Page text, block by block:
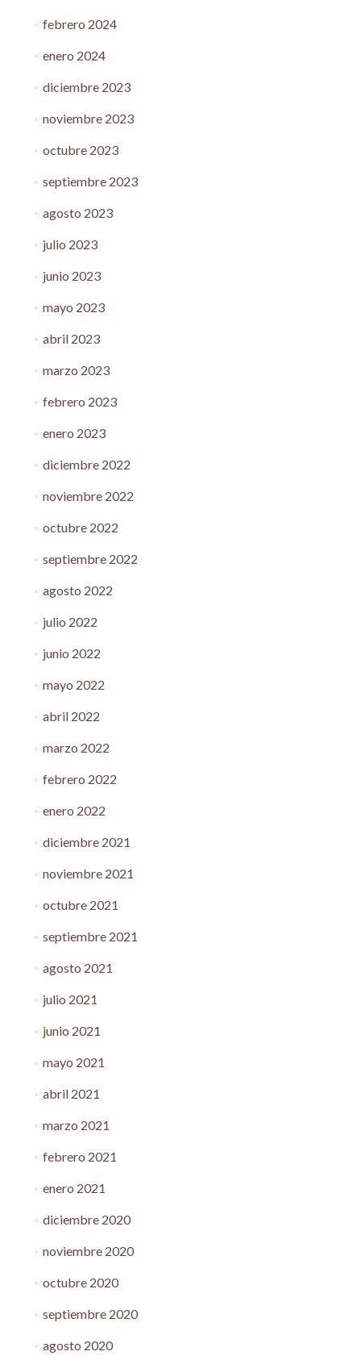
febrero 2024
enero 2024
diciembre 2023
noviembre 2023
octubre 2023
septiembre 2023
agosto 2023
julio 2023
junio 2023
mayo 2023
abril 2023
marzo 2023
febrero 2023
enero 2023
diciembre 2022
noviembre 2022
octubre 2022
septiembre 2022
agosto 2022
julio 2022
junio 2022
mayo 2022
abril 2022
marzo 2022
febrero 2022
enero 2022
diciembre 2021
noviembre 2021
octubre 2021
septiembre 2021
agosto 2021
julio 2021
junio 2021
mayo 2021
abril 2021
marzo 2021
febrero 2021
enero 2021
diciembre 2020
noviembre 2020
octubre 2020
septiembre 2020
agosto 2020